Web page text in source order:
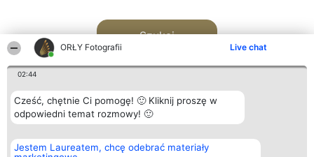
ORŁY Fotografii Live chat
02:44
Cześć, chętnie Ci pomogę! 🙂 Kliknij proszę w
odpowiedni temat rozmowy! 🙂
Jestem Laureatem, chcę odebrać materiały
Szukaj
Organizator plebiscytu
Bright Side Solutions sp. z o.
Plebiscyt
Laureaci
Kontakt
Kontakt